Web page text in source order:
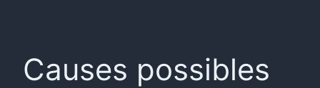
Causes possibles